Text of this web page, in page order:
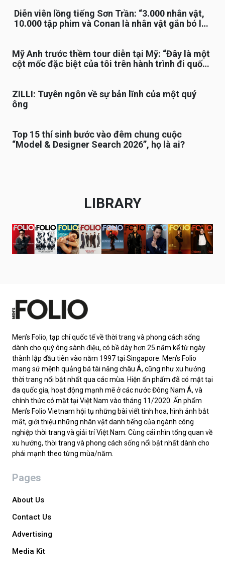
Diễn viên lồng tiếng Sơn Trần: “3.000 nhân vật,
10.000 tập phim và Conan là nhân vật gắn bó lâu
Mỹ Anh trước thềm tour diễn tại Mỹ: “Đây là một
cột mốc đặc biệt của tôi trên hành trình đi quốc
ZILLI: Tuyên ngôn về sự bản lĩnh của một quý
ông
Top 15 thí sinh bước vào đêm chung cuộc
“Model & Designer Search 2026”, họ là ai?
LIBRARY
Men’s Folio, tạp chí quốc tế về thời trang và phong cách sống
dành cho quý ông sành điệu, có bề dày hơn 25 năm kể từ ngày
thành lập đầu tiên vào năm 1997 tại Singapore. Men’s Folio
mang sứ mệnh quảng bá tài năng châu Á, cũng như xu hướng
thời trang nổi bật nhất qua các mùa. Hiện ấn phẩm đã có mặt tại
đa quốc gia, hoạt động mạnh mẽ ở các nước Đông Nam Á, và
chính thức có mặt tại Việt Nam vào tháng 11/2020. Ấn phẩm
Men’s Folio Vietnam hội tụ những bài viết tinh hoa, hình ảnh bắt
mắt, giới thiệu những nhân vật danh tiếng của ngành công
nghiệp thời trang và giải trí Việt Nam. Cùng cái nhìn tổng quan về
xu hướng, thời trang và phong cách sống nổi bật nhất dành cho
phái mạnh theo từng mùa/năm.
Pages
About Us
Contact Us
Advertising
Media Kit